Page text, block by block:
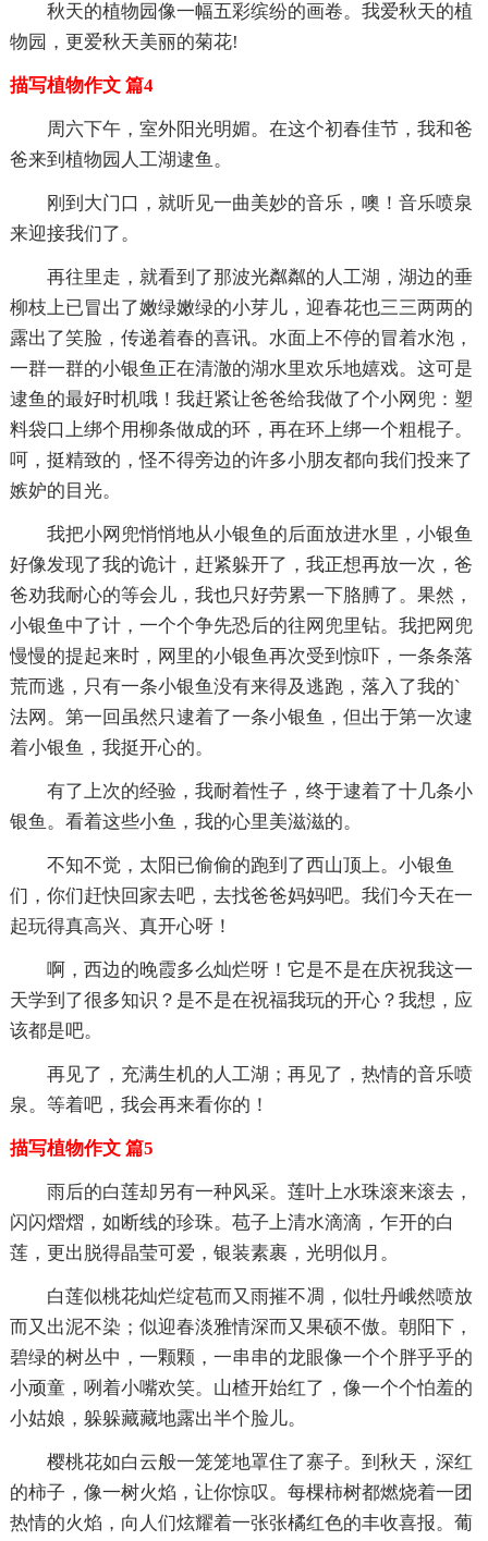
秋天的植物园像一幅五彩缤纷的画卷。我爱秋天的植
物园，更爱秋天美丽的菊花!
描写植物作文 篇4
周六下午，室外阳光明媚。在这个初春佳节，我和爸
爸来到植物园人工湖逮鱼。
刚到大门口，就听见一曲美妙的音乐，噢！音乐喷泉
来迎接我们了。
再往里走，就看到了那波光粼粼的人工湖，湖边的垂
柳枝上已冒出了嫩绿嫩绿的小芽儿，迎春花也三三两两的
露出了笑脸，传递着春的喜讯。水面上不停的冒着水泡，
一群一群的小银鱼正在清澈的湖水里欢乐地嬉戏。这可是
逮鱼的最好时机哦！我赶紧让爸爸给我做了个小网兜：塑
料袋口上绑个用柳条做成的环，再在环上绑一个粗棍子。
呵，挺精致的，怪不得旁边的许多小朋友都向我们投来了
嫉妒的目光。
我把小网兜悄悄地从小银鱼的后面放进水里，小银鱼
好像发现了我的诡计，赶紧躲开了，我正想再放一次，爸
爸劝我耐心的等会儿，我也只好劳累一下胳膊了。果然，
小银鱼中了计，一个个争先恐后的往网兜里钻。我把网兜
慢慢的提起来时，网里的小银鱼再次受到惊吓，一条条落
荒而逃，只有一条小银鱼没有来得及逃跑，落入了我的`
法网。第一回虽然只逮着了一条小银鱼，但出于第一次逮
着小银鱼，我挺开心的。
有了上次的经验，我耐着性子，终于逮着了十几条小
银鱼。看着这些小鱼，我的心里美滋滋的。
不知不觉，太阳已偷偷的跑到了西山顶上。小银鱼
们，你们赶快回家去吧，去找爸爸妈妈吧。我们今天在一
起玩得真高兴、真开心呀！
啊，西边的晚霞多么灿烂呀！它是不是在庆祝我这一
天学到了很多知识？是不是在祝福我玩的开心？我想，应
该都是吧。
再见了，充满生机的人工湖；再见了，热情的音乐喷
泉。等着吧，我会再来看你的！
描写植物作文 篇5
雨后的白莲却另有一种风采。莲叶上水珠滚来滚去，
闪闪熠熠，如断线的珍珠。苞子上清水滴滴，乍开的白
莲，更出脱得晶莹可爱，银装素裹，光明似月。
白莲似桃花灿烂绽苞而又雨摧不凋，似牡丹峨然喷放
而又出泥不染；似迎春淡雅情深而又果硕不傲。朝阳下，
碧绿的树丛中，一颗颗，一串串的龙眼像一个个胖乎乎的
小顽童，咧着小嘴欢笑。山楂开始红了，像一个个怕羞的
小姑娘，躲躲藏藏地露出半个脸儿。
樱桃花如白云般一笼笼地罩住了寨子。到秋天，深红
的柿子，像一树火焰，让你惊叹。每棵柿树都燃烧着一团
热情的火焰，向人们炫耀着一张张橘红色的丰收喜报。葡